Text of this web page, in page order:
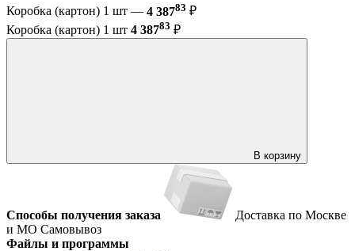
Коробка (картон) 1 шт — 4 38783 ₽
Коробка (картон) 1 шт 4 38783 ₽
В корзину
Способы получения заказа
Доставка по Москве
и МО Самовывоз
Файлы и программы